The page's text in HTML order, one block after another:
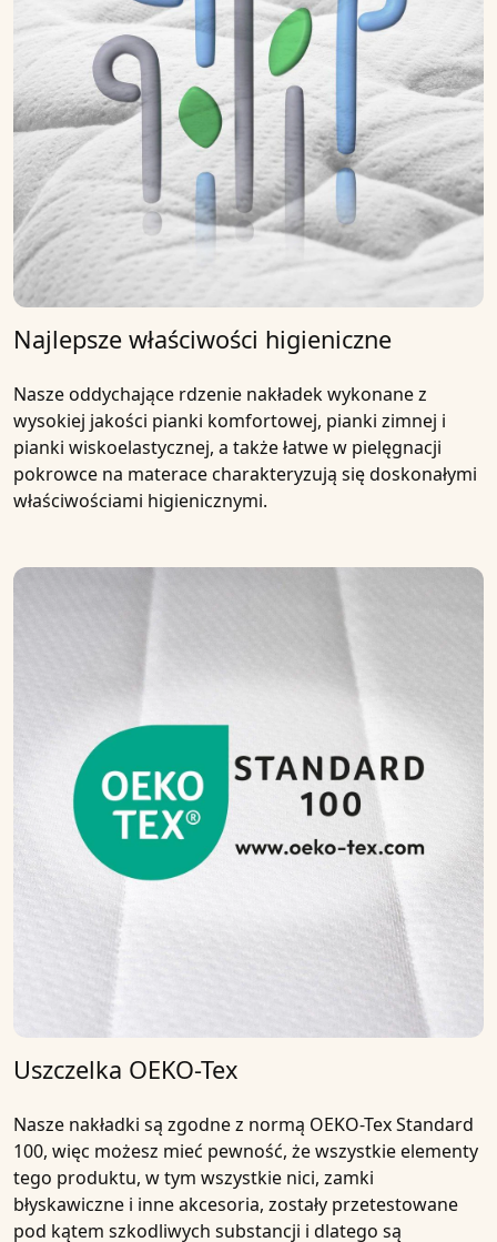
Najlepsze właściwości higieniczne
Naszeoddychające rdzenie nakładekwykonane z
wysokiej jakości pianki komfortowej, pianki zimnej i
pianki wiskoelastycznej, a także łatwe w pielęgnacji
pokrowce na materace charakteryzują się doskonałymi
właściwościami higienicznymi.
Uszczelka OEKO-Tex
Nasze nakładki są zgodne z normą OEKO-Tex Standard
100, więc możesz mieć pewność, że wszystkie elementy
tego produktu, w tym wszystkie nici, zamki
błyskawiczne i inne akcesoria, zostały przetestowane
pod kątem szkodliwych substancji i dlatego są